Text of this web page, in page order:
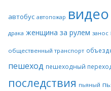
автобус автопожар видео
драка женщина за рулем занос
общественный транспорт
пешеход пешеходный
последствия пьяный